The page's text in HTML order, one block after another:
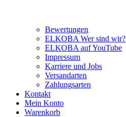
Bewertungen
ELKOBA Wer sind wir?
ELKOBA auf YouTube
Impressum
Karriere und Jobs
Versandarten
Zahlungsarten
Kontakt
Mein Konto
Warenkorb